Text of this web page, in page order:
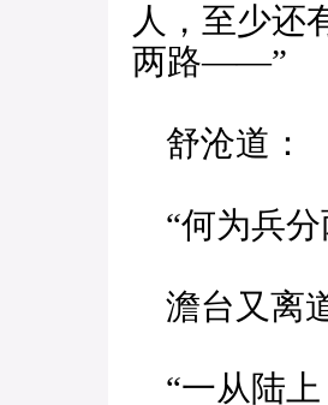
人，至少还
两路——”
舒沧道：
“何为兵分
澹台又离
“一从陆上